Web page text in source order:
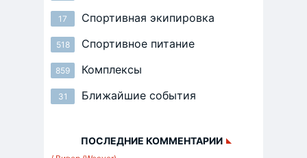
17 Спортивная экипировка
518 Спортивное питание
859 Комплексы
31 Ближайшие события
ПОСЛЕДНИЕ КОММЕНТАРИИ